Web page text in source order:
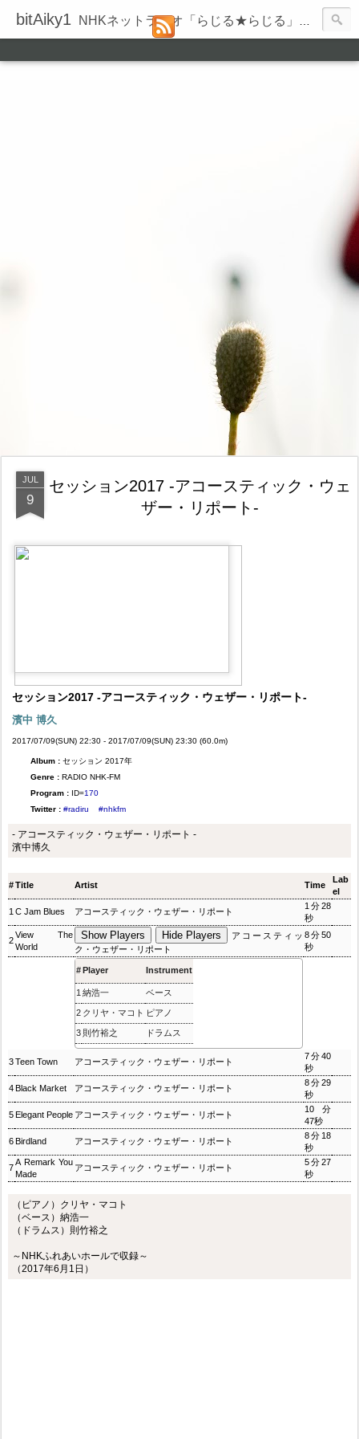
bitAiky1 NHKネットラジオ「らじる★らじる」の録音履歴
JUL
9
セッション2017 -アコースティック・ウェ
ザー・リポート-
セッション2017 -アコースティック・ウェザー・リポート-
濱中 博久
2017/07/09(SUN) 22:30 - 2017/07/09(SUN) 23:30 (60.0m)
Album : セッション 2017年
Genre : RADIO NHK-FM
Program : ID=170
Twitter : #radiru #nhkfm
- アコースティック・ウェザー・リポート -
濱中博久
#Title Artist Time
Lab
el
1 C Jam Blues アコースティック・ウェザー・リポート
1分28
秒
2
View The
World
Show Players Hide Players
アコースティッ
ク・ウェザー・リポート
8分50
秒
#Player Instrument
1 納浩一 ベース
2 クリヤ・マコト ピアノ
3 則竹裕之 ドラムス
3Teen Town アコースティック・ウェザー・リポート
7分40
秒
4Black Market アコースティック・ウェザー・リポート
8分29
秒
5Elegant People アコースティック・ウェザー・リポート
10分
47秒
6Birdland アコースティック・ウェザー・リポート
8分18
秒
7
A Remark You
Made
アコースティック・ウェザー・リポート
5分27
秒
（ピアノ）クリヤ・マコト
（ベース）納浩一
（ドラムス）則竹裕之
～NHKふれあいホールで収録～
（2017年6月1日）